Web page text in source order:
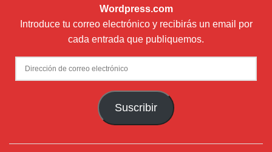
Wordpress.com
Introduce tu correo electrónico y recibirás un email por
cada entrada que publiquemos.
Dirección
de
Suscribir